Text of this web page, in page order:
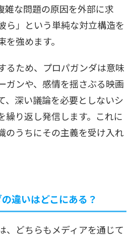
雑な問題の原因を外部に求
ら」という単純な対立構造を
強めます。
るため、プロパガンダは意味
ガンや、感情を揺さぶる映画
、深い議論を必要としないシ
繰り返し発信します。これに
のうちにその主義を受け入れ
違いはどこにある？
、どちらもメディアを通じて